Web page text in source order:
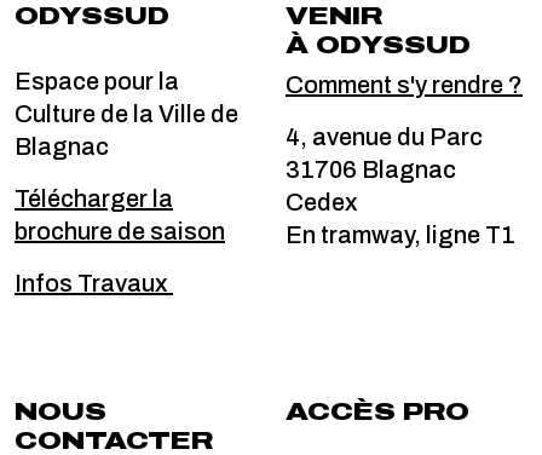
ODYSSUD
Espace pour la
Culture de la Ville de
Blagnac
Télécharger la
brochure de saison
Infos Travaux
VENIR
À ODYSSUD
Comment s'y rendre ?
4, avenue du Parc
31706 Blagnac
Cedex
En tramway, ligne T1
NOUS
CONTACTER
ACCÈS PRO